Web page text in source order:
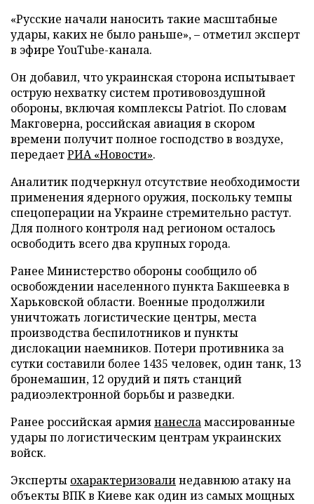
«Русские начали наносить такие масштабные
удары, каких не было раньше», – отметил эксперт
в эфире YouTube-канала.
Он добавил, что украинская сторона испытывает
острую нехватку систем противовоздушной
обороны, включая комплексы Patriot. По словам
Макговерна, российская авиация в скором
времени получит полное господство в воздухе,
передаетРИА «Новости».
Аналитик подчеркнул отсутствие необходимости
применения ядерного оружия, поскольку темпы
спецоперации на Украине стремительно растут.
Для полного контроля над регионом осталось
освободить всего два крупных города.
Ранее Министерство обороны сообщило об
освобождении населенного пункта Бакшеевка в
Харьковской области. Военные продолжили
уничтожать логистические центры, места
производства беспилотников и пункты
дислокации наемников. Потери противника за
сутки составили более 1435 человек, один танк, 13
бронемашин, 12 орудий и пять станций
радиоэлектронной борьбы и разведки.
Ранее российская армиянанесламассированные
удары по логистическим центрам украинских
войск.
Эксперты охарактеризовалинедавнюю атаку на
объекты ВПК в Киеве как один из самых мощных